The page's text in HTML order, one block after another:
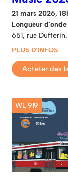
21 mars 2026,
Longueur
651, rue Dufferin.
PLUS D'INFOS
Acheter des
WL 919